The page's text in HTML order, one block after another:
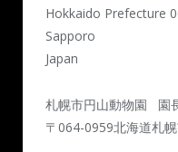
Hokkaido Prefecture
Sapporo
Japan
札幌市円山動物園
〒064-0959北海道札